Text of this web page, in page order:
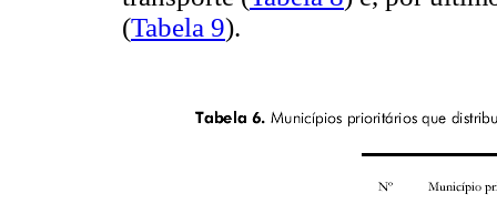
(Tabela 9).